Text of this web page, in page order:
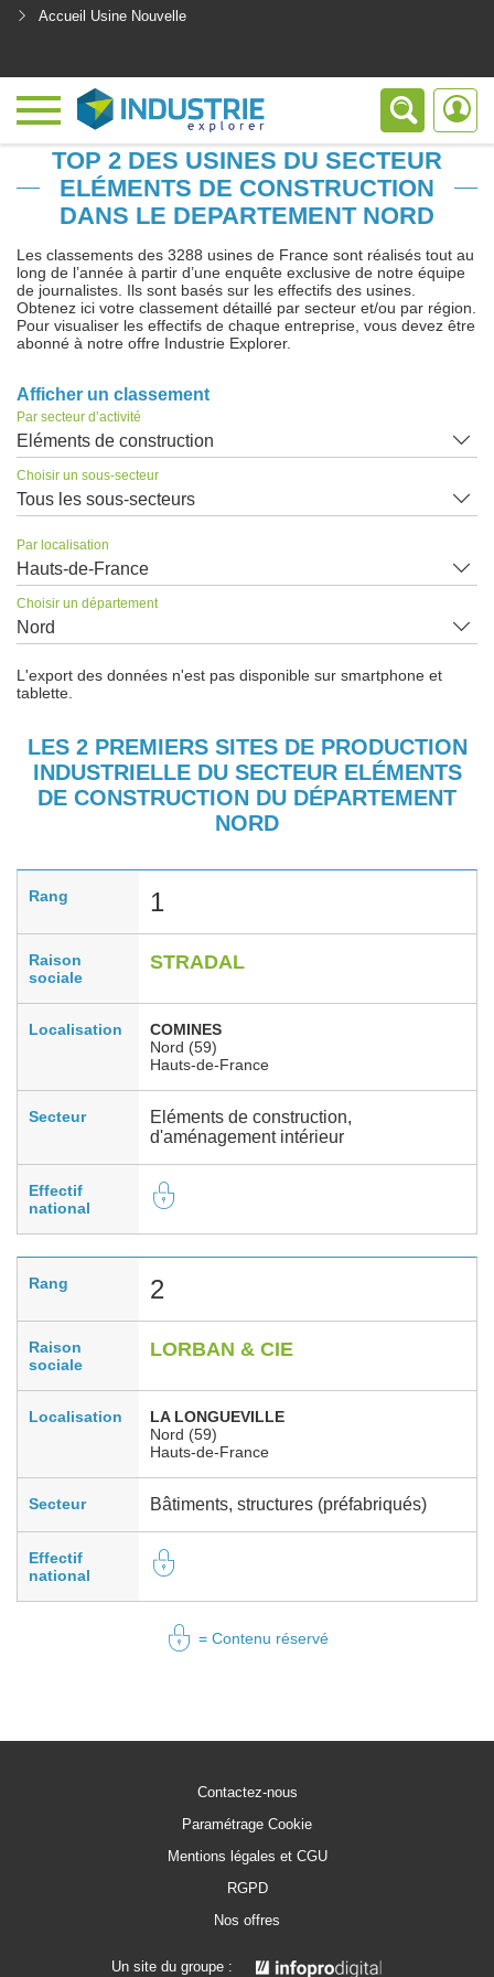
Accueil Usine Nouvelle
TOP 2 DES USINES DU SECTEUR
ELÉMENTS DE CONSTRUCTION
DANS LE DEPARTEMENT NORD
Les classements des 3288 usines de France sont réalisés tout au
long de l’année à partir d’une enquête exclusive de notre équipe
de journalistes. Ils sont basés sur les effectifs des usines.
Obtenez ici votre classement détaillé par secteur et/ou par région.
Pour visualiser les effectifs de chaque entreprise, vous devez être
abonné à notre offre Industrie Explorer.
Afficher un classement
Par secteur d’activité
Eléments de construction
Choisir un sous-secteur
Tous les sous-secteurs
Par localisation
Hauts-de-France
Choisir un département
Nord
L'export des données n'est pas disponible sur smartphone et
tablette.
LES 2 PREMIERS SITES DE PRODUCTION
INDUSTRIELLE DU SECTEUR ELÉMENTS
DE CONSTRUCTION DU DÉPARTEMENT
NORD
Rang 1
Raison
sociale
STRADAL
Localisation
COMINES
Nord (59)
Hauts-de-France
Secteur
Eléments de construction,
d'aménagement intérieur
Effectif
national
Rang 2
Raison
sociale
LORBAN & CIE
Localisation
LA LONGUEVILLE
Nord (59)
Hauts-de-France
Secteur Bâtiments, structures (préfabriqués)
Effectif
national
= Contenu réservé
Contactez-nous
Paramétrage Cookie
Mentions légales et CGU
RGPD
Nos offres
Un site du groupe :